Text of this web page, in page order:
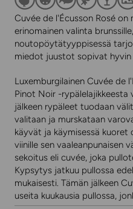
Cuvée de l'Écusson Rosé
erinomainen valinta
noutopöytätyyppisessä
miedot juustot sopivat hyvin
Luxemburgilainen Cuvée de
Pinot Noir -rypälelajikkeesta
jälkeen rypäleet tuodaan
valitaan ja murskataan
käyvät ja käymisessä kuoret
viinille sen vaaleanpunaisen
sekoitus eli cuvée, joka
Kypsytys jatkuu pullossa
mukaisesti. Tämän jälkeen
useita kuukausia pullossa,